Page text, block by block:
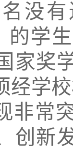
没
的学
家奖
经学
非常
创新